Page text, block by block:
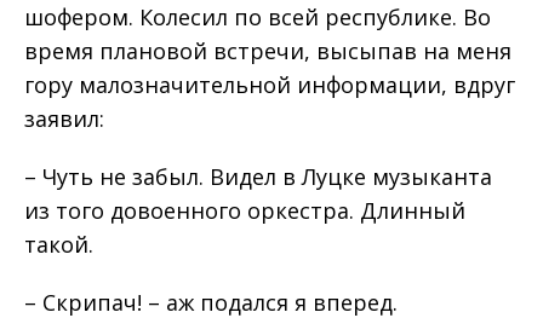
шофером. Колесил по всей республике. Во
время плановой встречи, высыпав на меня
гору малозначительной информации, вдруг
заявил:
– Чуть не забыл. Видел в Луцке музыканта
из того довоенного оркестра. Длинный
такой.
– Скрипач! – аж подался я вперед.